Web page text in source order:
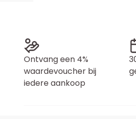
Ontvang een 4%
waardevoucher bij
iedere aankoop